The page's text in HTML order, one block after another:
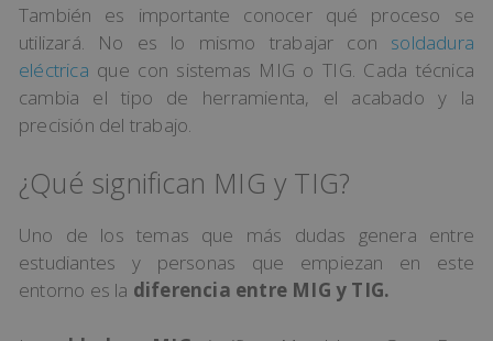
También es importante conocer qué proceso se
utilizará. No es lo mismo trabajar con soldadura
eléctrica que con sistemas MIG o TIG. Cada técnica
cambia el tipo de herramienta, el acabado y la
precisión del trabajo.
¿Qué significan MIG y TIG?
Uno de los temas que más dudas genera entre
estudiantes y personas que empiezan en este
entorno es la diferencia entre MIG y TIG.